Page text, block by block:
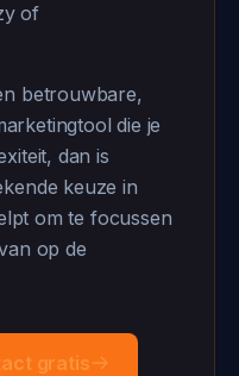
of
betrouwbare,
die je
dan is
keuze in
om te focussen
op de
gratis